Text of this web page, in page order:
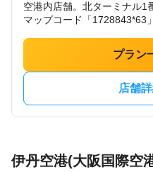
空港内店舗。北ターミナル1
マップコード「1728843*63
プラン
店舗
伊丹空港(大阪国際空